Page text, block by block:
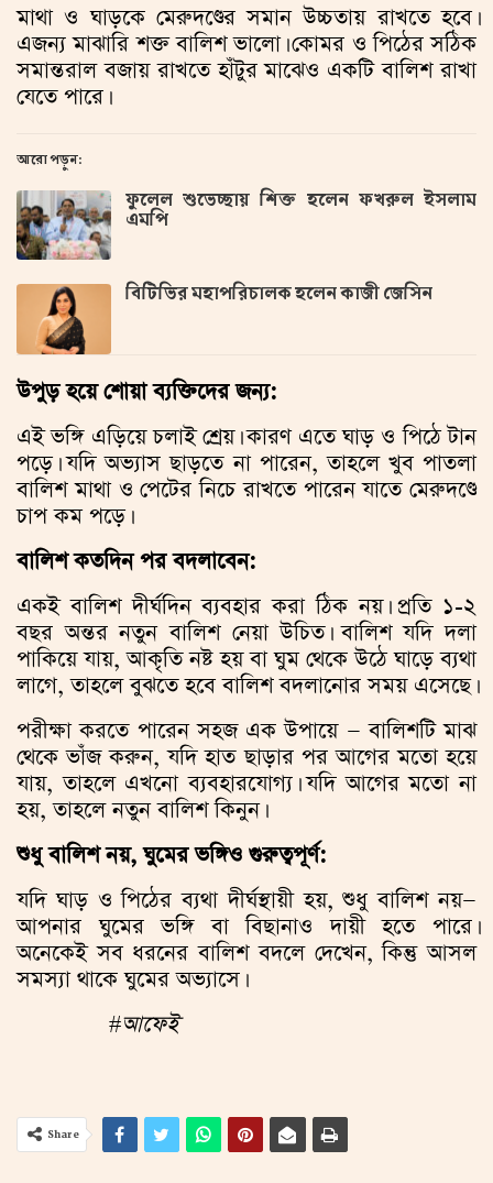
মাথা ও ঘাড়কে মেরুদণ্ডের সমান উচ্চতায় রাখতে হবে।
এজন্য মাঝারি শক্ত বালিশ ভালো। কোমর ও পিঠের সঠিক
সমান্তরাল বজায় রাখতে হাঁটুর মাঝেও একটি বালিশ রাখা
যেতে পারে।
আরো পড়ুন:
ফুলেল শুভেচ্ছায় শিক্ত হলেন ফখরুল ইসলাম
এমপি
বিটিভির মহাপরিচালক হলেন কাজী জেসিন
উপুড় হয়ে শোয়া ব্যক্তিদের জন্য:
এই ভঙ্গি এড়িয়ে চলাই শ্রেয়। কারণ এতে ঘাড় ও পিঠে টান
পড়ে। যদি অভ্যাস ছাড়তে না পারেন, তাহলে খুব পাতলা
বালিশ মাথা ও পেটের নিচে রাখতে পারেন যাতে মেরুদণ্ডে
চাপ কম পড়ে।
বালিশ কতদিন পর বদলাবেন:
একই বালিশ দীর্ঘদিন ব্যবহার করা ঠিক নয়। প্রতি ১-২
বছর অন্তর নতুন বালিশ নেয়া উচিত। বালিশ যদি দলা
পাকিয়ে যায়, আকৃতি নষ্ট হয় বা ঘুম থেকে উঠে ঘাড়ে ব্যথা
লাগে, তাহলে বুঝতে হবে বালিশ বদলানোর সময় এসেছে।
পরীক্ষা করতে পারেন সহজ এক উপায়ে — বালিশটি মাঝ
থেকে ভাঁজ করুন, যদি হাত ছাড়ার পর আগের মতো হয়ে
যায়, তাহলে এখনো ব্যবহারযোগ্য। যদি আগের মতো না
হয়, তাহলে নতুন বালিশ কিনুন।
শুধু বালিশ নয়, ঘুমের ভঙ্গিও গুরুত্বপূর্ণ:
যদি ঘাড় ও পিঠের ব্যথা দীর্ঘস্থায়ী হয়, শুধু বালিশ নয়—
আপনার ঘুমের ভঙ্গি বা বিছানাও দায়ী হতে পারে।
অনেকেই সব ধরনের বালিশ বদলে দেখেন, কিন্তু আসল
সমস্যা থাকে ঘুমের অভ্যাসে।
#আফেই
Share